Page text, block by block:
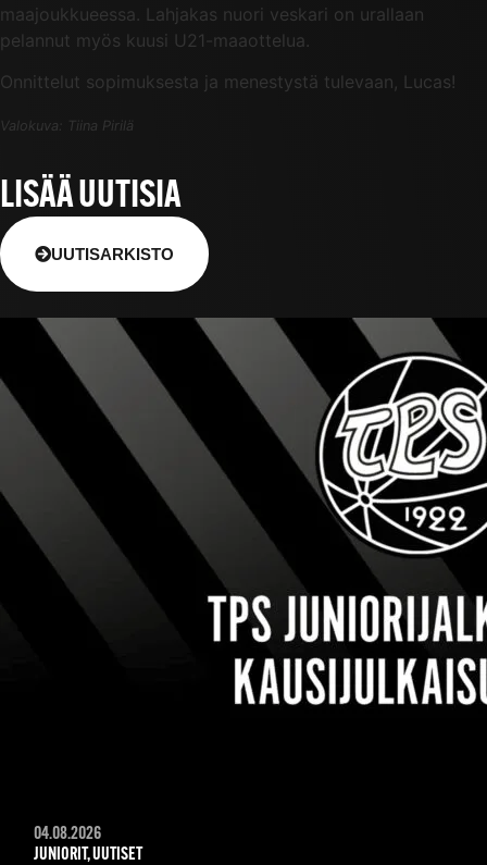
maajoukkueessa. Lahjakas nuori veskari on urallaan
pelannut myös kuusi U21-maaottelua.
Onnittelut sopimuksesta ja menestystä tulevaan, Lucas!
Valokuva: Tiina Pirilä
LISÄÄ UUTISIA
UUTISARKISTO
04.08.2026
JUNIORIT, UUTISET